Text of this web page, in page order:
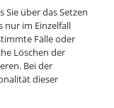
Sie über das Setzen
nur im Einzelfall
Fälle oder
Löschen der
Bei der
dieser